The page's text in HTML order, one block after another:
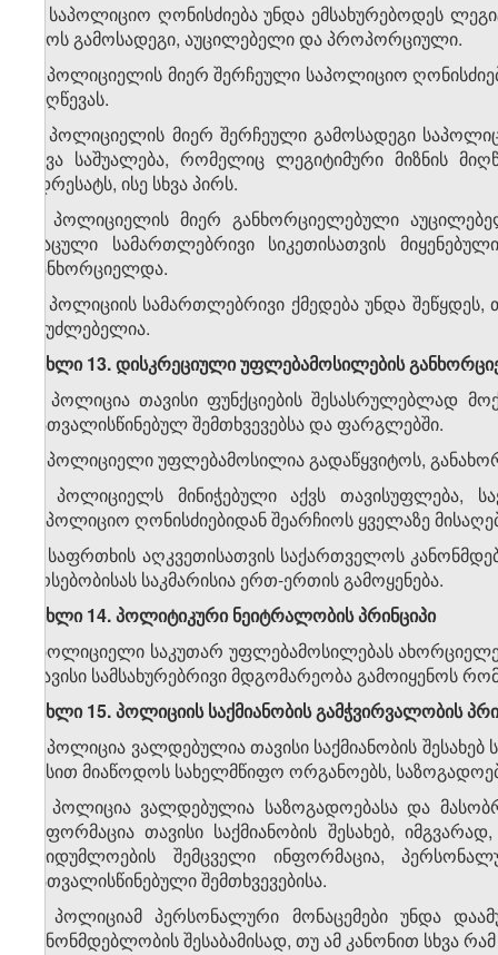
1. საპოლიციო ღონისძიება უნდა ემსახურებოდეს
იყოს გამოსადეგი, აუცილებელი და პროპორციული.
2. პოლიციელის მიერ შერჩეული საპოლიციო
მიღწევას.
3. პოლიციელის მიერ შერჩეული გამოსადეგი
სხვა საშუალება, რომელიც ლეგიტიმური მიზნის
ადრესატს, ისე სხვა პირს.
4. პოლიციელის მიერ განხორციელებული
დაცული სამართლებრივი სიკეთისათვის
განხორციელდა.
5. პოლიციის სამართლებრივი ქმედება უნდა შეწყდეს,
შეუძლებელია.
მუხლი 13. დისკრეციული უფლებამოსილების
1. პოლიცია თავისი ფუნქციების შესასრულებლად
გათვალისწინებულ შემთხვევებსა და ფარგლებში.
2. პოლიციელი უფლებამოსილია გადაწყვიტოს,
3. პოლიციელს მინიჭებული აქვს თავისუფლება,
საპოლიციო ღონისძიებიდან შეარჩიოს ყველაზე
4. საფრთხის აღკვეთისათვის საქართველოს
არსებობისას საკმარისია ერთ-ერთის გამოყენება.
მუხლი 14. პოლიტიკური ნეიტრალობის პრინციპი
პოლიციელი საკუთარ უფლებამოსილებას
თავისი სამსახურებრივი მდგომარეობა გამოიყენოს
მუხლი 15. პოლიციის საქმიანობის გამჭვირვალობის
1. პოლიცია ვალდებულია თავისი საქმიანობის
წესით მიაწოდოს სახელმწიფო ორგანოებს,
2. პოლიცია ვალდებულია საზოგადოებასა და
ინფორმაცია თავისი საქმიანობის შესახებ,
საიდუმლოების შემცველი ინფორმაცია,
გათვალისწინებული შემთხვევებისა.
3. პოლიციამ პერსონალური მონაცემები უნდა
კანონმდებლობის შესაბამისად, თუ ამ კანონით სხვა